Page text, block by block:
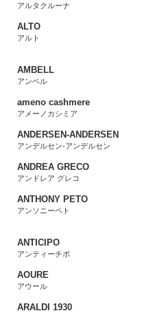
アルタクルーナ
ALTO
アルト
AMBELL
アンベル
ameno cashmere
アメーノカシミア
ANDERSEN-ANDERSEN
アンデルセン-アンデルセン
ANDREA GRECO
アンドレア グレコ
ANTHONY PETO
アンソニーペト
ANTICIPO
アンティーチポ
AOURE
アウール
ARALDI 1930